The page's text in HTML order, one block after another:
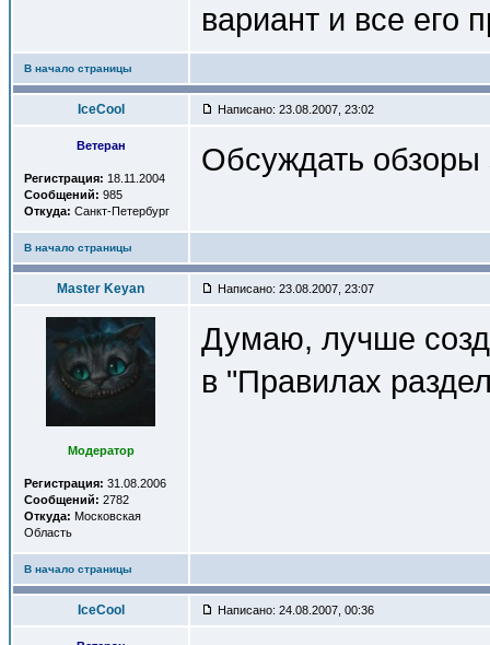
вариант и все его
В начало страницы
IceCool Написано: 23.08.2007, 23:02
Ветеран
Регистрация: 18.11.2004
Сообщений: 985
Откуда: Санкт-Петербург
Обсуждать обзоры
В начало страницы
Master Keyan Написано: 23.08.2007, 23:07
Модератор
Регистрация: 31.08.2006
Сообщений: 2782
Откуда: Московская
Область
Думаю, лучше
в "Правилах
В начало страницы
IceCool Написано: 24.08.2007, 00:36